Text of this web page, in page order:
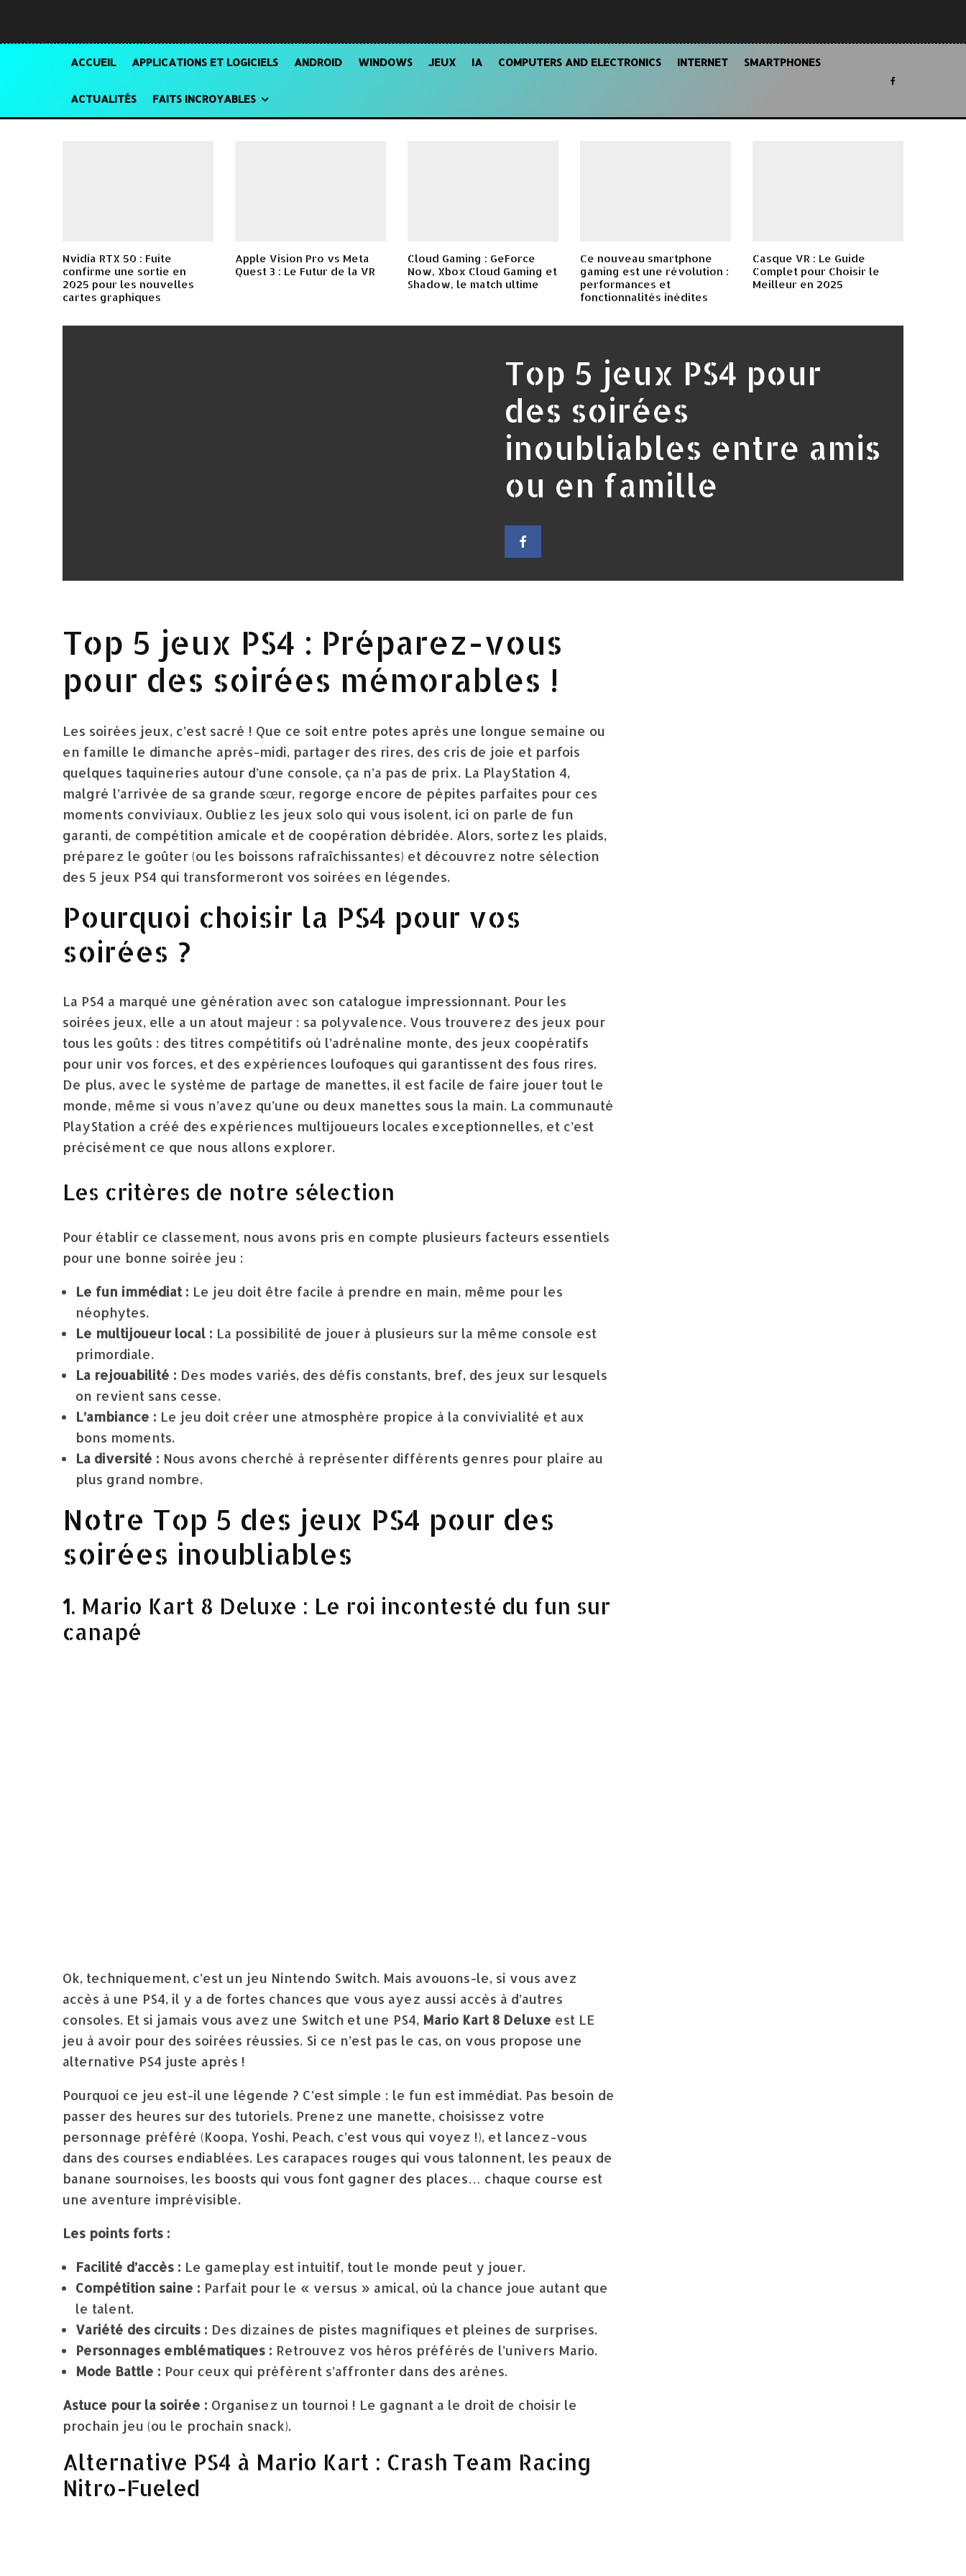
ACCUEIL APPLICATIONS ET LOGICIELS ANDROID WINDOWS JEUX IA COMPUTERS AND ELECTRONICS INTERNET SMARTPHONES
ACTUALITÉS FAITS INCROYABLES
Nvidia RTX 50 : Fuite
confirme une sortie en
2025 pour les nouvelles
cartes graphiques
Apple Vision Pro vs Meta
Quest 3 : Le Futur de la VR
Cloud Gaming : GeForce
Now, Xbox Cloud Gaming et
Shadow, le match ultime
Ce nouveau smartphone
gaming est une révolution :
performances et
fonctionnalités inédites
Casque VR : Le Guide
Complet pour Choisir le
Meilleur en 2025
Top 5 jeux PS4 pour
des soirées
inoubliables entre amis
ou en famille
Top 5 jeux PS4 : Préparez-vous
pour des soirées mémorables !
Les soirées jeux, c’est sacré ! Que ce soit entre potes après une longue semaine ou
en famille le dimanche après-midi, partager des rires, des cris de joie et parfois
quelques taquineries autour d’une console, ça n’a pas de prix. La PlayStation 4,
malgré l’arrivée de sa grande sœur, regorge encore de pépites parfaites pour ces
moments conviviaux. Oubliez les jeux solo qui vous isolent, ici on parle de fun
garanti, de compétition amicale et de coopération débridée. Alors, sortez les plaids,
préparez le goûter (ou les boissons rafraîchissantes) et découvrez notre sélection
des 5 jeux PS4 qui transformeront vos soirées en légendes.
Pourquoi choisir la PS4 pour vos
soirées ?
La PS4 a marqué une génération avec son catalogue impressionnant. Pour les
soirées jeux, elle a un atout majeur : sa polyvalence. Vous trouverez des jeux pour
tous les goûts : des titres compétitifs où l’adrénaline monte, des jeux coopératifs
pour unir vos forces, et des expériences loufoques qui garantissent des fous rires.
De plus, avec le système de partage de manettes, il est facile de faire jouer tout le
monde, même si vous n’avez qu’une ou deux manettes sous la main. La communauté
PlayStation a créé des expériences multijoueurs locales exceptionnelles, et c’est
précisément ce que nous allons explorer.
Les critères de notre sélection
Pour établir ce classement, nous avons pris en compte plusieurs facteurs essentiels
pour une bonne soirée jeu :
Le fun immédiat : Le jeu doit être facile à prendre en main, même pour les
néophytes.
Le multijoueur local : La possibilité de jouer à plusieurs sur la même console est
primordiale.
La rejouabilité : Des modes variés, des défis constants, bref, des jeux sur lesquels
on revient sans cesse.
L’ambiance : Le jeu doit créer une atmosphère propice à la convivialité et aux
bons moments.
La diversité : Nous avons cherché à représenter différents genres pour plaire au
plus grand nombre.
Notre Top 5 des jeux PS4 pour des
soirées inoubliables
1. Mario Kart 8 Deluxe : Le roi incontesté du fun sur
canapé
Ok, techniquement, c’est un jeu Nintendo Switch. Mais avouons-le, si vous avez
accès à une PS4, il y a de fortes chances que vous ayez aussi accès à d’autres
consoles. Et si jamais vous avez une Switch et une PS4, Mario Kart 8 Deluxe est LE
jeu à avoir pour des soirées réussies. Si ce n’est pas le cas, on vous propose une
alternative PS4 juste après !
Pourquoi ce jeu est-il une légende ? C’est simple : le fun est immédiat. Pas besoin de
passer des heures sur des tutoriels. Prenez une manette, choisissez votre
personnage préféré (Koopa, Yoshi, Peach, c’est vous qui voyez !), et lancez-vous
dans des courses endiablées. Les carapaces rouges qui vous talonnent, les peaux de
banane sournoises, les boosts qui vous font gagner des places… chaque course est
une aventure imprévisible.
Les points forts :
Facilité d’accès : Le gameplay est intuitif, tout le monde peut y jouer.
Compétition saine : Parfait pour le « versus » amical, où la chance joue autant que
le talent.
Variété des circuits : Des dizaines de pistes magnifiques et pleines de surprises.
Personnages emblématiques : Retrouvez vos héros préférés de l’univers Mario.
Mode Battle : Pour ceux qui préfèrent s’affronter dans des arènes.
Astuce pour la soirée : Organisez un tournoi ! Le gagnant a le droit de choisir le
prochain jeu (ou le prochain snack).
Alternative PS4 à Mario Kart : Crash Team Racing
Nitro-Fueled